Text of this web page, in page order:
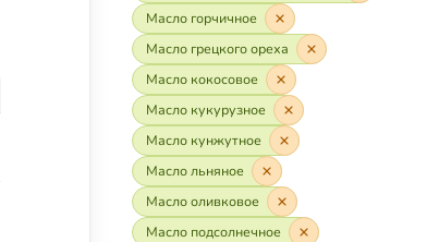
Масло горчичное
Масло грецкого ореха
Масло кокосовое
Масло кукурузное
Масло кунжутное
Масло льняное
Масло оливковое
Масло подсолнечное